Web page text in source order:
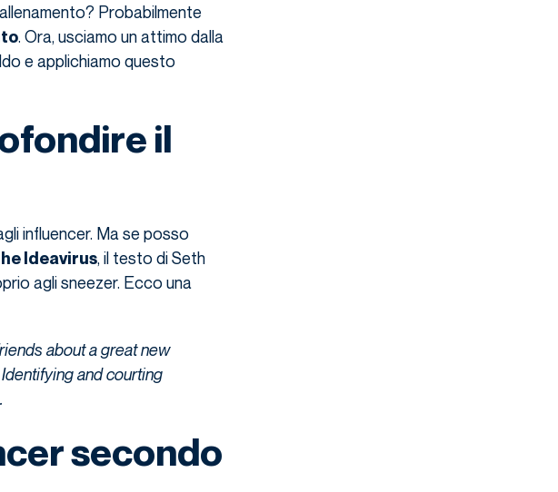
Probabilmente
. Ora, usciamo un attimo dalla
e applichiamo questo
il
influencer. Ma se posso
Ideavirus, il testo di Seth
agli sneezer. Ecco una
about a great new
and courting
secondo